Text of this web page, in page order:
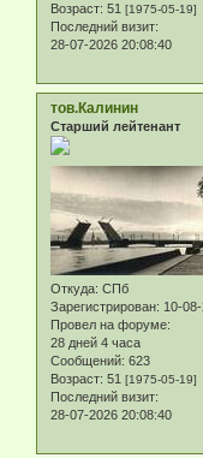
Возраст: 51 [1975-05-19]
Последний визит:
28-07-2026 20:08:40
тов.Калинин
Старший лейтенант
Откуда: СПб
Зарегистрирован: 10-08-
Провел на форуме:
28 дней 4 часа
Сообщений: 623
Возраст: 51 [1975-05-19]
Последний визит:
28-07-2026 20:08:40